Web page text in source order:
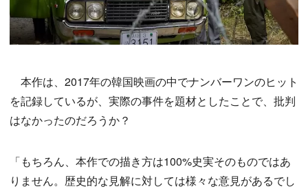
本作は、2017年の韓国映画の中でナンバーワンのヒット
を記録しているが、実際の事件を題材としたことで、批判
はなかったのだろうか？
「もちろん、本作での描き方は100%史実そのものではあ
りません。歴史的な見解に対しては様々な意見があるでし